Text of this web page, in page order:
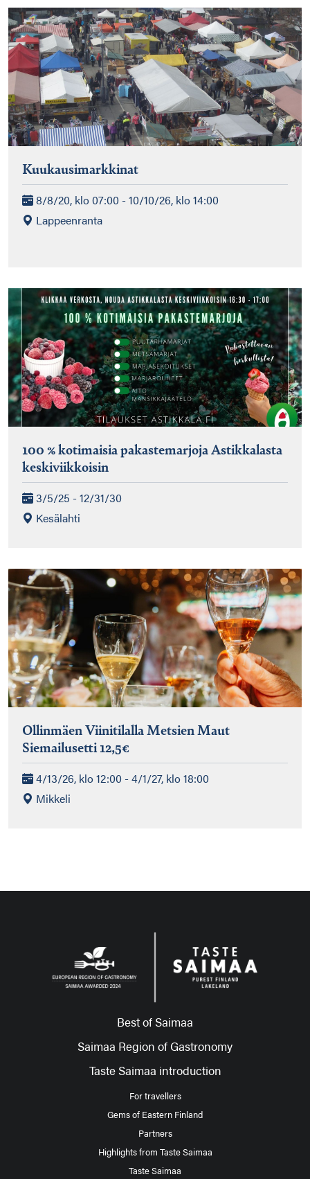
Kuukausimarkkinat
8/8/20, klo 07:00 - 10/10/26, klo 14:00
Lappeenranta
100 % kotimaisia pakastemarjoja Astikkalasta
keskiviikkoisin
3/5/25 - 12/31/30
Kesälahti
Ollinmäen Viinitilalla Metsien Maut
Siemailusetti 12,5€
4/13/26, klo 12:00 - 4/1/27, klo 18:00
Mikkeli
Best of Saimaa
Saimaa Region of Gastronomy
Taste Saimaa introduction
For travellers
Gems of Eastern Finland
Partners
Highlights from Taste Saimaa
Taste Saimaa